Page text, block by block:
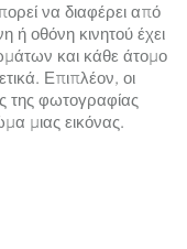
να διαφέρει από
ή οθόνη κινητού έχει
και κάθε άτομο
Επιπλέον, οι
της φωτογραφίας
μιας εικόνας.